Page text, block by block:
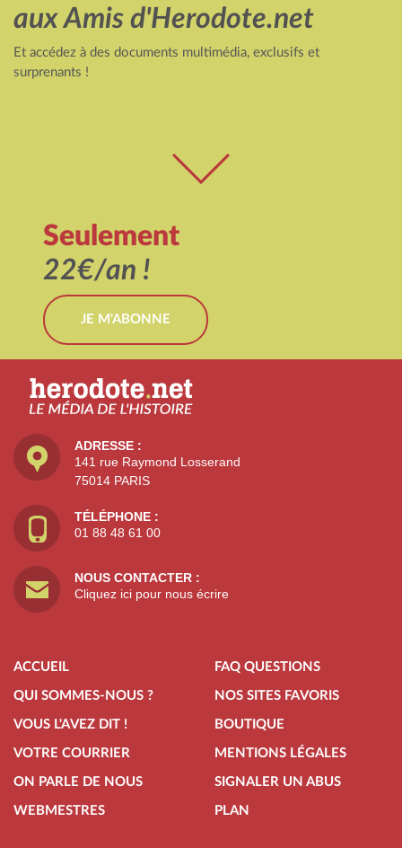
aux Amis d'Herodote.net
Et accédez à des documents multimédia, exclusifs et
surprenants !
Seulement
22€/an !
JE M'ABONNE
ADRESSE :
141 rue Raymond Losserand
75014 PARIS
TÉLÉPHONE :
01 88 48 61 00
NOUS CONTACTER :
Cliquez ici pour nous écrire
ACCUEIL
QUI SOMMES-NOUS ?
VOUS L'AVEZ DIT !
VOTRE COURRIER
ON PARLE DE NOUS
WEBMESTRES
FAQ QUESTIONS
NOS SITES FAVORIS
BOUTIQUE
MENTIONS LÉGALES
SIGNALER UN ABUS
PLAN